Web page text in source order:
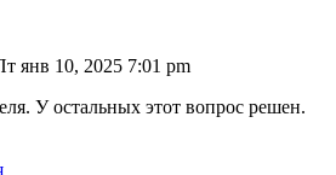
янв 10, 2025 7:01 pm
У остальных этот вопрос решен.